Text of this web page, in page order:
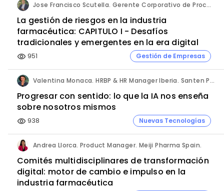
Jose Francisco Scutella. Gerente Corporativo de Procesos & Control Interno. Adium Pharma.
La gestión de riesgos en la industria
farmacéutica: CAPITULO I - Desafíos
tradicionales y emergentes en la era digital
visibility 951 Gestión de Empresas
Valentina Monaca. HRBP & HR Manager Iberia. Santen Pharmaceutical.
Progresar con sentido: lo que la IA nos enseña
sobre nosotros mismos
visibility 938 Nuevas Tecnologías
Andrea Llorca. Product Manager. Meiji Pharma Spain.
Comités multidisciplinares de transformación
digital: motor de cambio e impulso en la
industria farmacéutica